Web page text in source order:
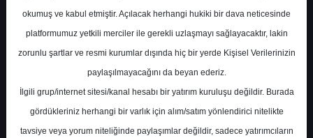
A- A+
okumuş ve kabul etmiştir. Açılacak herhangi hukiki bir dava neticesinde
platformumuz yetkili merciler ile gerekli uzlaşmayı sağlayacaktır, lakin
zorunlu şartlar ve resmi kurumlar dışında hiç bir yerde Kişisel Verilerinizin
paylaşılmayacağını da beyan ederiz.
İlgili grup/internet sitesi/kanal hesabı bir yatırım kuruluşu değildir. Burada
gördükleriniz herhangi bir varlık için alım/satım yönlendirici nitelikte
tavsiye veya yorum niteliğinde paylaşımlar değildir, sadece yatırımcıların